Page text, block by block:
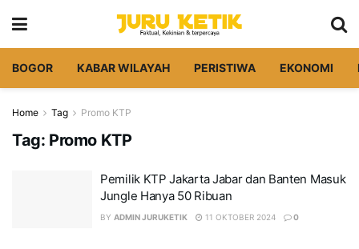
BOGOR KABAR WILAYAH PERISTIWA EKONOMI
Home Tag Promo KTP
Tag: Promo KTP
Pemilik KTP Jakarta Jabar dan Banten Masuk
Jungle Hanya 50 Ribuan
BY ADMIN JURUKETIK 11 OKTOBER 2024 0